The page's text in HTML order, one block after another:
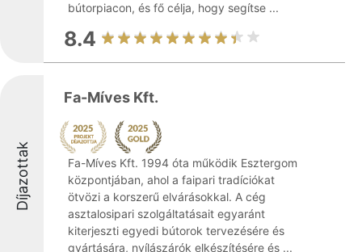
bútorpiacon, és fő célja, hogy segítse ...
8.4
Díjazottak
Fa-Míves Kft.
Fa-Míves Kft. 1994 óta működik Esztergom
központjában, ahol a faipari tradíciókat
ötvözi a korszerű elvárásokkal. A cég
asztalosipari szolgáltatásait egyaránt
kiterjeszti egyedi bútorok tervezésére és
gyártására, nyílászárók elkészítésére és ...